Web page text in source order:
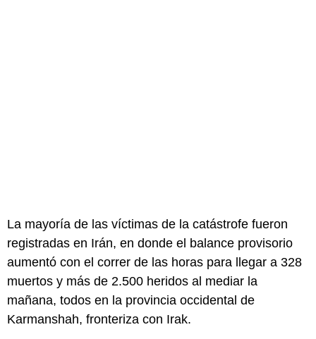
La mayoría de las víctimas de la catástrofe fueron
registradas en Irán, en donde el balance provisorio
aumentó con el correr de las horas para llegar a 328
muertos y más de 2.500 heridos al mediar la
mañana, todos en la provincia occidental de
Karmanshah, fronteriza con Irak.